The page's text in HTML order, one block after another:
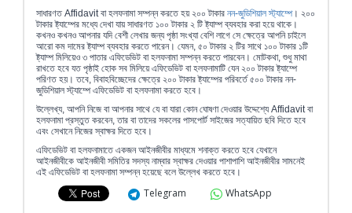
সাধারণত Affidavit বা হলফনামা সম্পন্ন করতে হয় ২০০ টাকার নন-জুডিশিয়াল স্ট্যাম্পে। ২০০
টাকার ষ্ট্যাম্পের মধ্যে দেখা যায় সাধারণত ১০০ টাকার ২ টি ষ্ট্যাম্প ব্যবহার করা হয়ে থাকে।
কখনও কখনও আপনার যদি বেশী লেখার জন্য পৃষ্ঠা সংখ্যা বেশি লাগে সে ক্ষেত্রে আপনি চাইলে
আরো কম দামের ষ্ট্যাম্প ব্যবহার করতে পারেন। যেমন, ৫০ টাকার ২ টির সাথে ১০০ টাকার ১টি
ষ্ট্যাম্প মিলিয়েও ৩ পাতার এফিডেভিট বা হলফনামা সম্পন্ন করতে পারবেন। মোটকথা, শুধু মাথা
রাখতে হবে যত পৃষ্ঠাই হোক সব মিলিয়ে এফিডেভিট বা হলফনামাটি যেন ২০০ টাকার ষ্ট্যাম্পে
পরিণত হয়। তবে, বিবাহবিচ্ছেদের ক্ষেত্রে ২০০ টাকার ষ্ট্যাম্পের পরিবর্তে ৫০০ টাকার নন-
জুডিশিয়াল স্ট্যাম্পে এফিডেভিট বা হলফনামা করতে হবে।
উল্লেখ্য, আপনি নিজে বা আপনার সাথে যে বা যারা কোন ঘোষণা দেওয়ার উদ্দেশ্যে Affidavit বা
হলফনামা প্রস্তুত করবেন, তার বা তাদের সকলের পাসপোর্ট সাইজের সত্যায়িত ছবি দিতে হবে
এবং সেখানে নিজের স্বাক্ষর দিতে হবে।
এফিডেভিট বা হলফনামাতে একজন আইনজীবীর মাধ্যমে শনাক্ত করতে হবে যেখানে
আইনজীবীকে আইনজীবী সমিতির সদস্য নাম্বার স্বাক্ষর দেওয়ার পাশাপাশি আইনজীবীর সামনেই
এই এফিডেভিট বা হলফনামা সম্পন্ন হয়েছে বলে উল্লেখ করতে হবে।
Telegram WhatsApp